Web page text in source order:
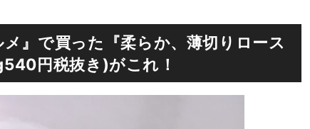
』で買った『柔らか、薄切りロース
円税抜き)がこれ！